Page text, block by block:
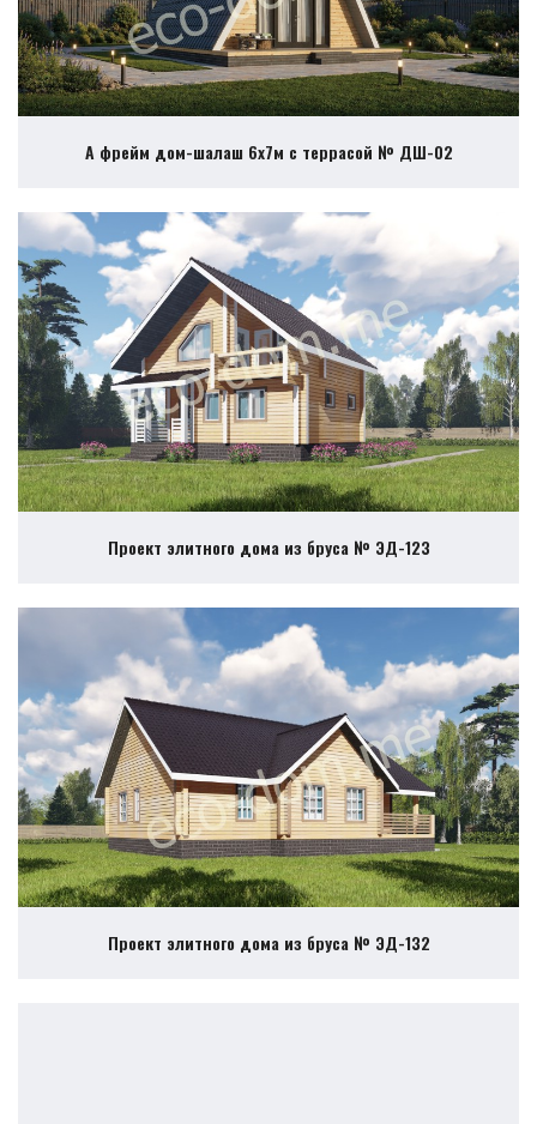
А фрейм дом-шалаш 6х7м с террасой № ДШ-02
Проект элитного дома из бруса № ЭД-123
Проект элитного дома из бруса № ЭД-132